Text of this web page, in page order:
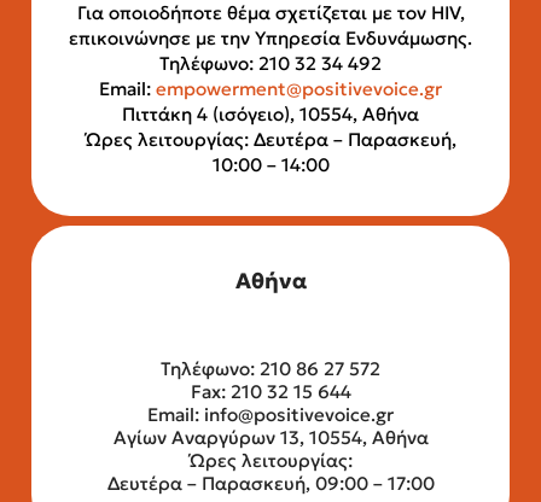
Για οποιοδήποτε θέμα σχετίζεται με τον HIV,
επικοινώνησε με την Υπηρεσία Ενδυνάμωσης.
Τηλέφωνο: 210 32 34 492
Email: empowerment@positivevoice.gr
Πιττάκη 4 (ισόγειο), 10554, Αθήνα
Ώρες λειτουργίας: Δευτέρα – Παρασκευή,
10:00 – 14:00
Αθήνα
Τηλέφωνο: 210 86 27 572
Fax: 210 32 15 644
Email: info@positivevoice.gr
Αγίων Αναργύρων 13, 10554, Αθήνα
Ώρες λειτουργίας:
Δευτέρα – Παρασκευή, 09:00 – 17:00